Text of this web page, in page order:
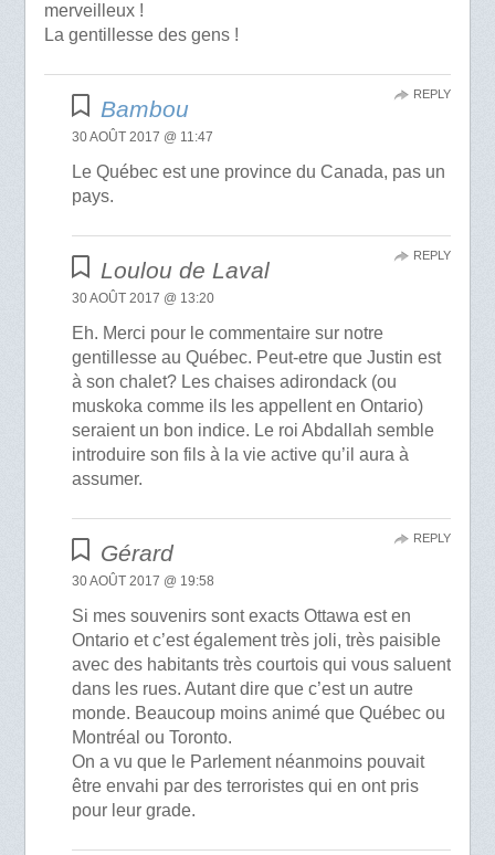
merveilleux !
La gentillesse des gens !
Bambou
30 AOÛT 2017 @ 11:47
Le Québec est une province du Canada, pas un
pays.
REPLY
Loulou de Laval
30 AOÛT 2017 @ 13:20
Eh. Merci pour le commentaire sur notre
gentillesse au Québec. Peut-etre que Justin est
à son chalet? Les chaises adirondack (ou
muskoka comme ils les appellent en Ontario)
seraient un bon indice. Le roi Abdallah semble
introduire son fils à la vie active qu’il aura à
assumer.
REPLY
Gérard
30 AOÛT 2017 @ 19:58
Si mes souvenirs sont exacts Ottawa est en
Ontario et c’est également très joli, très paisible
avec des habitants très courtois qui vous saluent
dans les rues. Autant dire que c’est un autre
monde. Beaucoup moins animé que Québec ou
Montréal ou Toronto.
On a vu que le Parlement néanmoins pouvait
être envahi par des terroristes qui en ont pris
pour leur grade.
REPLY